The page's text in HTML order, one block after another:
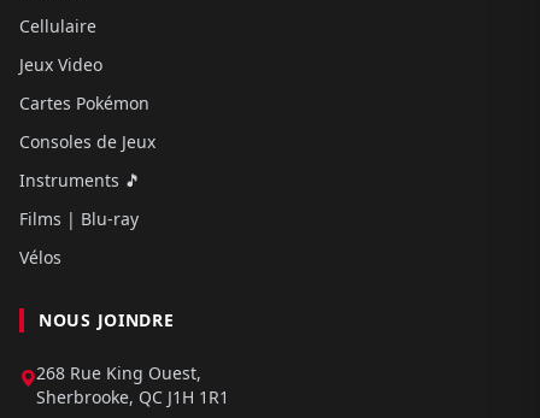
Cellulaire
Jeux Video
Cartes Pokémon
Consoles de Jeux
Instruments 🎵
Films | Blu-ray
Vélos
NOUS JOINDRE
268 Rue King Ouest,
Sherbrooke, QC J1H 1R1